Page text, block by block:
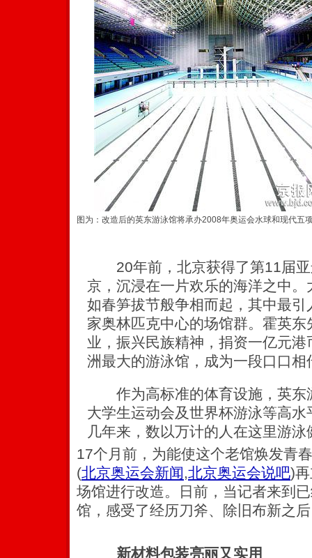
图为：改造后的英东游泳馆将承办2008年奥运会水球和现代五
20年前，北京获得了第11届亚
京，沉浸在一片欢乐的海洋之中
如春笋拔节般争相而起，其中最
家奥林匹克中心的场馆群。霍英
业，振兴民族精神，捐资一亿元
洲最大的游泳馆，成为一段口口相
作为高标准的体育设施，英东
大学生运动会及世界杯游泳等高
几年来，数以万计的人在这里游泳
17个月前，为能使这个老馆焕发青
(北京奥运会新闻,北京奥运会说吧)
场馆进行改造。日前，当记者来到
馆，感受了经历刀斧、除旧布新之
新材料包装亮丽又实用